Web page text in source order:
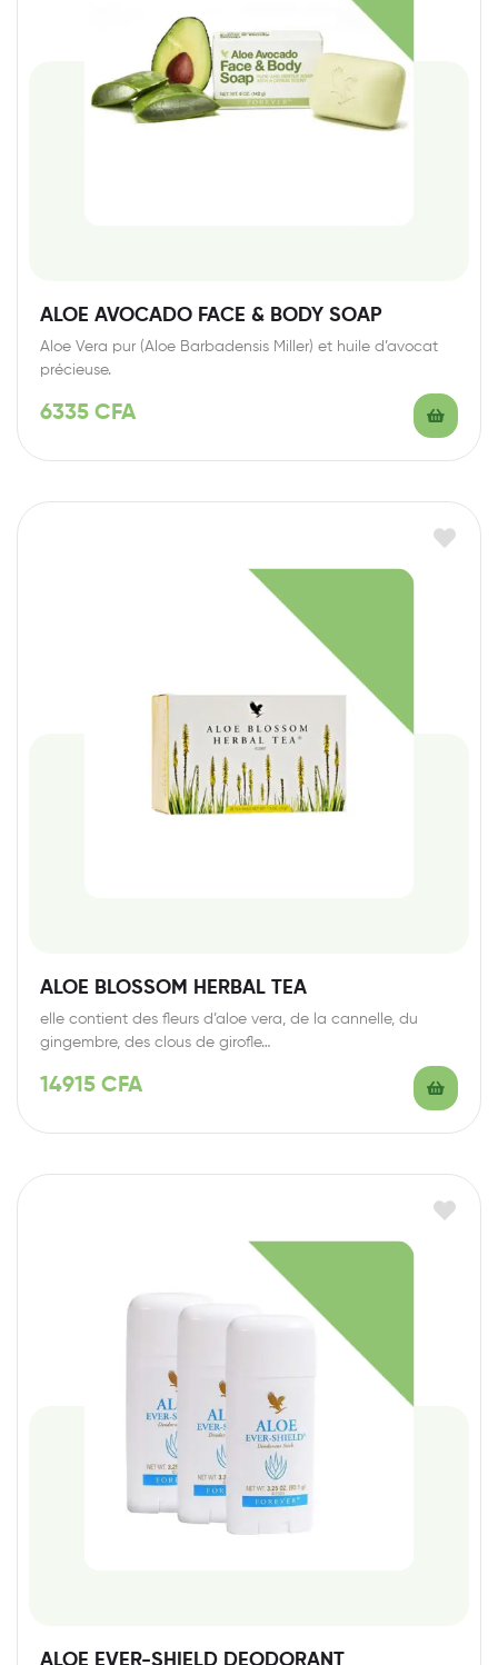
ALOE AVOCADO FACE & BODY SOAP
Aloe Vera pur (Aloe Barbadensis Miller) et huile d’avocat
précieuse.
6335 CFA
ALOE BLOSSOM HERBAL TEA
elle contient des fleurs d’aloe vera, de la cannelle, du
gingembre, des clous de girofle…
14915 CFA
ALOE EVER-SHIELD DEODORANT